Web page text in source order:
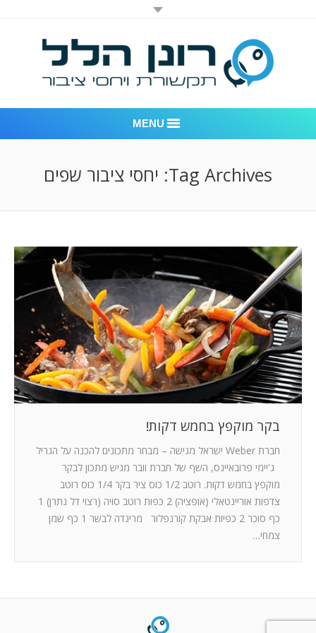
MENU
לקוחות – משרד יחסי ציבור רונן הלל
חדר חדשות
המלצות
ניהול מוניטין
צור קשר
Tag Archives: יחסי ציבור שפים
בקר מוקפץ בחמש דקות!
חברת Weber ישראל מגישה – מבחר מתכונים להכנה על הגריל
ג'יימי פרובאיינס, השף של חברת וובר מגיש מתכון לבקר
מוקפץ בחמש דקות. רוטב 1/2 כוס ציר בקר 1/4 כוס רוטב
צדפות אוריינטאלי (אופציה) 2 כפות רוטב סויה (רצוי דל נתרן) 1
כף סוכר 2 כפיות אבקת קורנפלור מרינדה לבשר 1 כף שמן
צמחי…